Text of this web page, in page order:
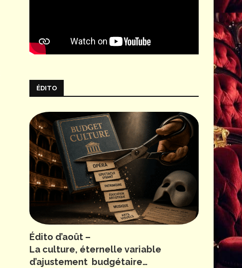
ÉDITO
Édito d’août –
La culture, éternelle variable
d’ajustement budgétaire…